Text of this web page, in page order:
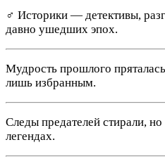
️‍♂️ Историки — детективы,
давно ушедших эпох.
Мудрость прошлого
лишь избранным.
Следы предателей стирали,
легендах.